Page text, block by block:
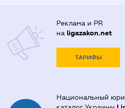
Реклама и PR
на ligazakon.net
ТАРИФЫ
Национальный